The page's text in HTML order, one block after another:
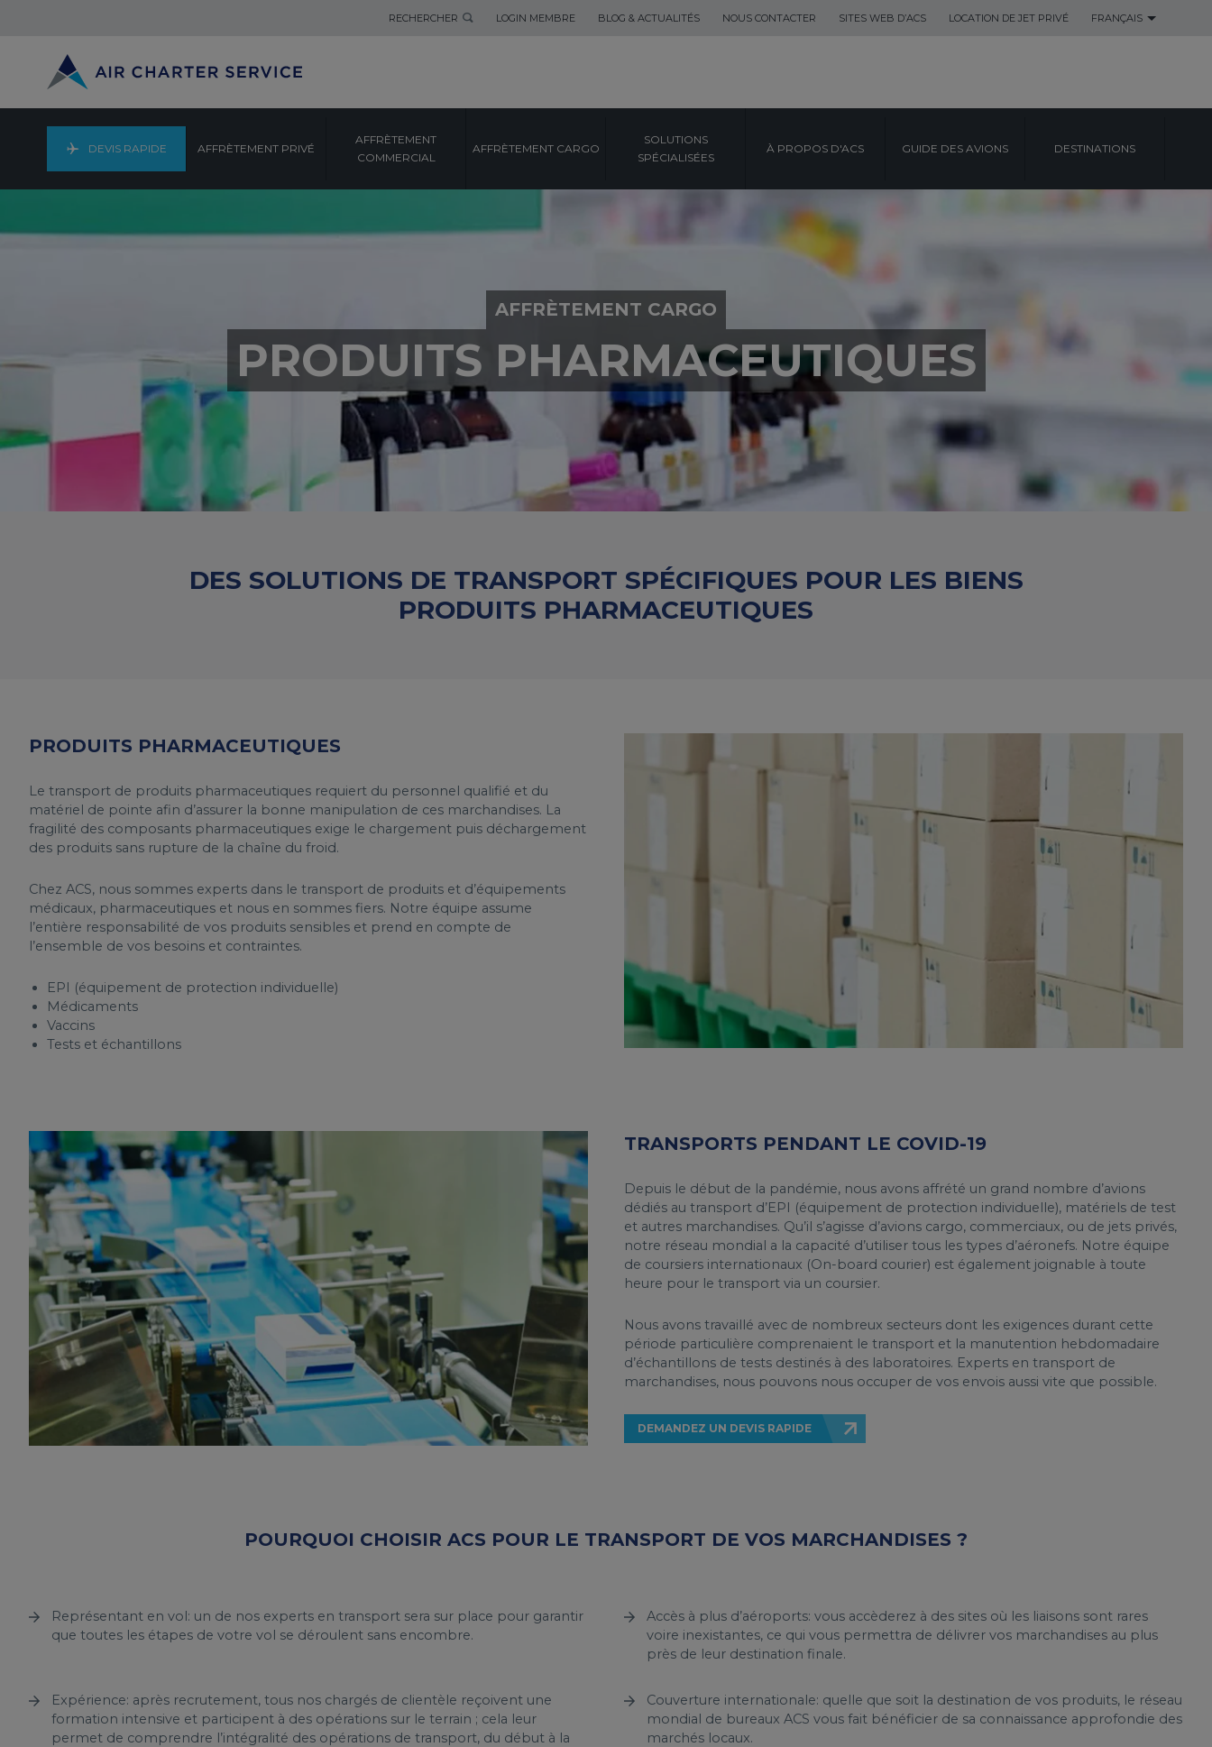
RECHERCHER LOGIN MEMBRE BLOG & ACTUALITÉS NOUS CONTACTER SITES WEB D’ACS LOCATION DE JET PRIVÉ FRANÇAIS
DEVIS RAPIDE AFFRÈTEMENT PRIVÉ
AFFRÈTEMENT
COMMERCIAL
AFFRÈTEMENT CARGO
SOLUTIONS
SPÉCIALISÉES
À PROPOS D'ACS GUIDE DES AVIONS DESTINATIONS
AFFRÈTEMENT CARGO
PRODUITS PHARMACEUTIQUES
DES SOLUTIONS DE TRANSPORT SPÉCIFIQUES POUR LES BIENS
PRODUITS PHARMACEUTIQUES
PRODUITS PHARMACEUTIQUES
Le transport de produits pharmaceutiques requiert du personnel qualifié et du
matériel de pointe afin d’assurer la bonne manipulation de ces marchandises. La
fragilité des composants pharmaceutiques exige le chargement puis déchargement
des produits sans rupture de la chaîne du froid.
Chez ACS, nous sommes experts dans le transport de produits et d’équipements
médicaux, pharmaceutiques et nous en sommes fiers. Notre équipe assume
l’entière responsabilité de vos produits sensibles et prend en compte de
l’ensemble de vos besoins et contraintes.
EPI (équipement de protection individuelle)
Médicaments
Vaccins
Tests et échantillons
TRANSPORTS PENDANT LE COVID-19
Depuis le début de la pandémie, nous avons affrété un grand nombre d’avions
dédiés au transport d’EPI (équipement de protection individuelle), matériels de test
et autres marchandises. Qu’il s’agisse d’avions cargo, commerciaux, ou de jets privés,
notre réseau mondial a la capacité d’utiliser tous les types d’aéronefs. Notre équipe
de coursiers internationaux (On-board courier) est également joignable à toute
heure pour le transport via un coursier.
Nous avons travaillé avec de nombreux secteurs dont les exigences durant cette
période particulière comprenaient le transport et la manutention hebdomadaire
d’échantillons de tests destinés à des laboratoires. Experts en transport de
marchandises, nous pouvons nous occuper de vos envois aussi vite que possible.
DEMANDEZ UN DEVIS RAPIDE
POURQUOI CHOISIR ACS POUR LE TRANSPORT DE VOS MARCHANDISES ?
Représentant en vol: un de nos experts en transport sera sur place pour garantir
que toutes les étapes de votre vol se déroulent sans encombre.
Accès à plus d’aéroports: vous accèderez à des sites où les liaisons sont rares
voire inexistantes, ce qui vous permettra de délivrer vos marchandises au plus
près de leur destination finale.
Expérience: après recrutement, tous nos chargés de clientèle reçoivent une
formation intensive et participent à des opérations sur le terrain ; cela leur
permet de comprendre l’intégralité des opérations de transport, du début à la
Couverture internationale: quelle que soit la destination de vos produits, le réseau
mondial de bureaux ACS vous fait bénéficier de sa connaissance approfondie des
marchés locaux.